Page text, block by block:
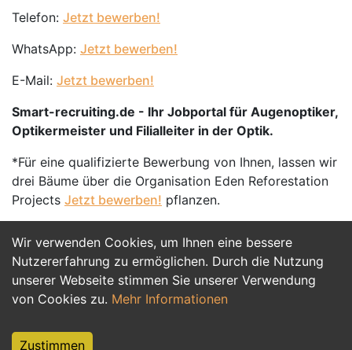
Wir verwenden Cookies, um Ihnen eine bessere
Nutzererfahrung zu ermöglichen. Durch die Nutzung
unserer Webseite stimmen Sie unserer Verwendung
von Cookies zu. Mehr Informationen
Zustimmen
Telefon: Jetzt bewerben!
WhatsApp: Jetzt bewerben!
E-Mail: Jetzt bewerben!
Smart-recruiting.de - Ihr Jobportal für Augenoptiker,
Optikermeister und Filialleiter in der Optik.
*Für eine qualifizierte Bewerbung von Ihnen, lassen wir
drei Bäume über die Organisation Eden Reforestation
Projects Jetzt bewerben! pflanzen.
Jetzt Bewerben